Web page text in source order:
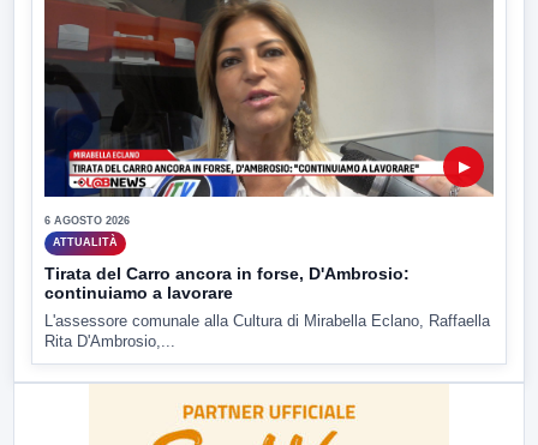
▶
6 AGOSTO 2026
ATTUALITÀ
Tirata del Carro ancora in forse, D'Ambrosio:
continuiamo a lavorare
L'assessore comunale alla Cultura di Mirabella Eclano, Raffaella
Rita D'Ambrosio,...